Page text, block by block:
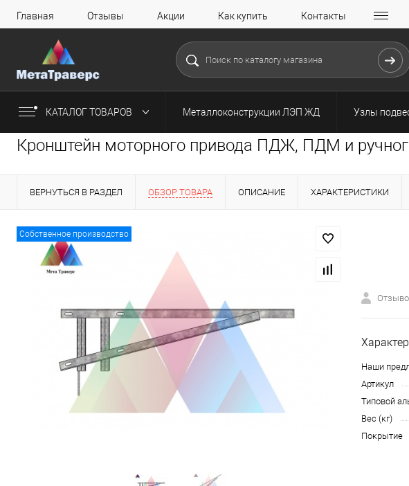
Главная Отзывы Акции Как купить Контакты
КАТАЛОГ ТОВАРОВ Металлоконструкции ЛЭП ЖД Узлы
Кронштейн моторного привода ПДЖ, ПДМ и
ВЕРНУТЬСЯ В РАЗДЕЛ ОБЗОР ТОВАРА ОПИСАНИЕ ХАРАКТЕРИСТИКИ
Собственное производство
Наши
Артикул
Типовой
Вес (кг)
Покрытие